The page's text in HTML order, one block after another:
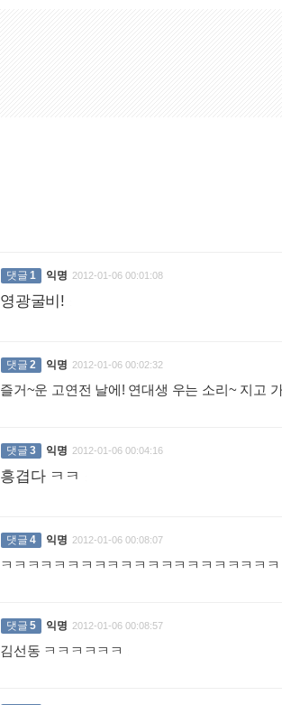
댓글1 익명 2012-01-06 00:01:08
영광굴비!
댓글2 익명 2012-01-06 00:02:32
즐거~운 고연전 날에! 연대생 우는 소리~ 지고
댓글3 익명 2012-01-06 00:04:16
흥겹다 ㅋㅋ
댓글4 익명 2012-01-06 00:08:07
ㅋㅋㅋㅋㅋㅋㅋㅋㅋㅋㅋㅋㅋㅋㅋㅋㅋㅋㅋㅋ
댓글5 익명 2012-01-06 00:08:57
김선동 ㅋㅋㅋㅋㅋㅋ